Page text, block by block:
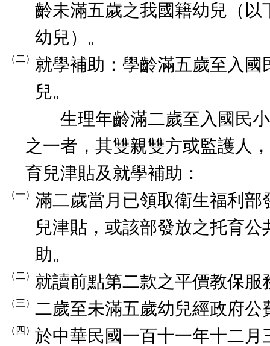
齡未滿五歲之我國籍幼兒（以
幼兒）。
（二） 就學補助：學齡滿五歲至入國
兒。
生理年齡滿二歲至入國民小
之一者，其雙親雙方或監護人
育兒津貼及就學補助：
（一） 滿二歲當月已領取衛生福利部
兒津貼，或該部發放之托育
助。
（二） 就讀前點第二款之平價教保服
（三） 二歲至未滿五歲幼兒經政府公
（四） 於中華民國一百十一年十二月